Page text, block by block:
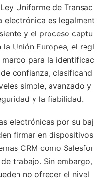
Uniforme de Transac
electrónica es legalment
y el proceso captu
Unión Europea, el regl
para la identificac
confianza, clasificand
simple, avanzado y
y la fiabilidad.
electrónicas por su baj
firmar en dispositivos
CRM como Salesfor
trabajo. Sin embargo,
no ofrecer el nivel